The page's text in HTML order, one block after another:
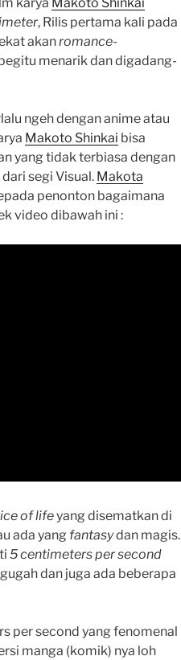
, Rilis pertama kali pada
akanromance-
menarik dan digadang-
ngeh dengan anime atau
Makoto Shinkai bisa
yang tidak terbiasa dengan
segi Visual. Makota
penonton bagaimana
video dibawah ini :
of lifeyang disematkan di
ada yang fantasydan magis.
5 centimeters per second
dan juga ada beberapa
per second yang fenomenal
manga (komik) nya loh